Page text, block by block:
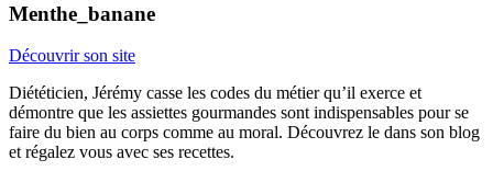
Menthe_banane
Découvrir son site
Diététicien, Jérémy casse les codes du métier qu’il exerce et
démontre que les assiettes gourmandes sont indispensables pour se
faire du bien au corps comme au moral. Découvrez le dans son blog
et régalez vous avec ses recettes.